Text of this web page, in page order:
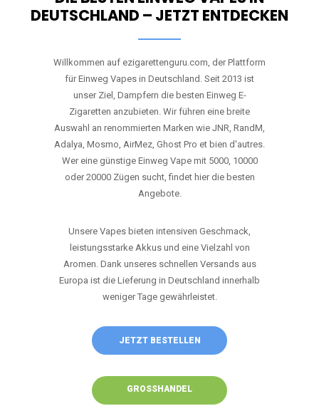
DEUTSCHLAND – JETZT ENTDECKEN
Willkommen auf ezigarettenguru.com, der Plattform
für Einweg Vapes in Deutschland. Seit 2013 ist
unser Ziel, Dampfern die besten Einweg E-
Zigaretten anzubieten. Wir führen eine breite
Auswahl an renommierten Marken wie JNR, RandM,
Adalya, Mosmo, AirMez, Ghost Pro et bien d'autres.
Wer eine günstige Einweg Vape mit 5000, 10000
oder 20000 Zügen sucht, findet hier die besten
Angebote.
Unsere Vapes bieten intensiven Geschmack,
leistungsstarke Akkus und eine Vielzahl von
Aromen. Dank unseres schnellen Versands aus
Europa ist die Lieferung in Deutschland innerhalb
weniger Tage gewährleistet.
JETZT BESTELLEN
GROSSHANDEL